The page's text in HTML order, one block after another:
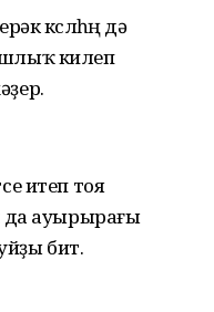
көслөһөң дә
килеп
итеп тоя
да ауырырағы
бит.